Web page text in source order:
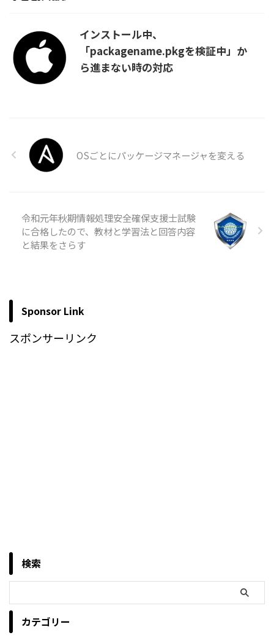
インストール中、
「packagename.pkgを検証中」か
ら進まない時の対応
OSごとにパッケージマネージャを変える
令和元年秋期情報処理安全確保支援士試験
に合格したので、教材と学習法と回答内容
と結果をさらす
Sponsor Link
スポンサーリンク
検索
カテゴリー